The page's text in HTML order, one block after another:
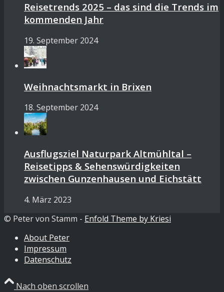
Reisetrends 2025 – das sind die Trends im
kommenden Jahr
19. September 2024
Weihnachtsmarkt in Brixen
18. September 2024
Ausflugsziel Naturpark Altmühltal –
Reisetipps & Sehenswürdigkeiten
zwischen Gunzenhausen und Eichstätt
4. März 2023
© Peter von Stamm - Enfold Theme by Kriesi
About Peter
Impressum
Datenschutz
Nach oben scrollen